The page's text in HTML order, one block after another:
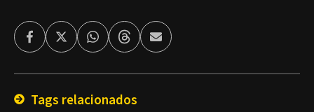
FacebookTwitterWhatsappThreadsEnviar
por
Tags relacionados